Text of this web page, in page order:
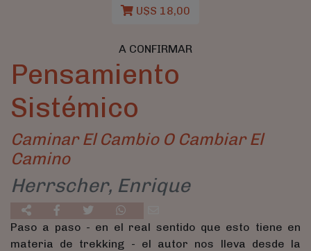
U$S 18,00
A CONFIRMAR
Pensamiento
Sistémico
Caminar El Cambio O Cambiar El
Camino
Herrscher, Enrique
Paso a paso - en el real sentido que esto tiene en
materia de trekking - el autor nos lleva desde la